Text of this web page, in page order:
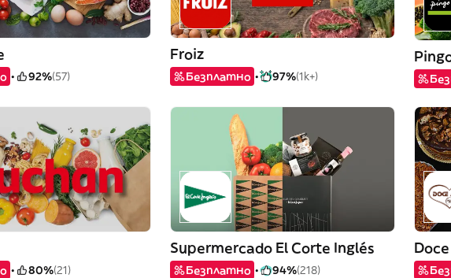
92%(57)
Froiz
Безплатно 97%(1k+)
80%(21)
Supermercado El Corte Inglés
Безплатно 94%(218)